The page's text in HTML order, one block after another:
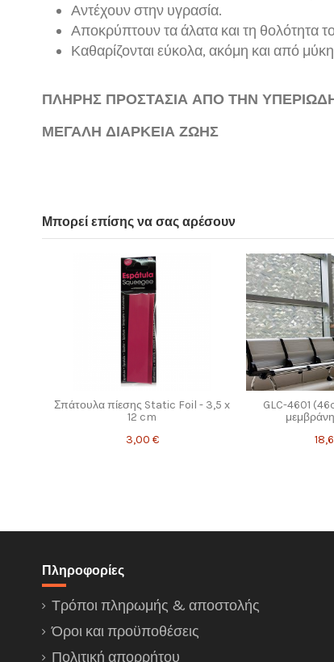
Αντέχουν στην υγρασία.
Αποκρύπτουν τα άλατα και τη θολότητα
Καθαρίζονται εύκολα, ακόμη και από
ΠΛΗΡΗΣ ΠΡΟΣΤΑΣΙΑ ΑΠΟ ΤΗΝ
ΜΕΓΑΛΗ ΔΙΑΡΚΕΙΑ ΖΩΗΣ
Ιδιωτικότητα
Avignon (46cm)
Μπορεί επίσης να σας αρέσουν
Σπάτουλα πίεσης Static Foil - 3,5 x
12 cm
3,00 €
GLC-4601
Πληροφορίες
Τρόποι πληρωμής & αποστολής
Όροι και προϋποθέσεις
Πολιτική απορρήτου